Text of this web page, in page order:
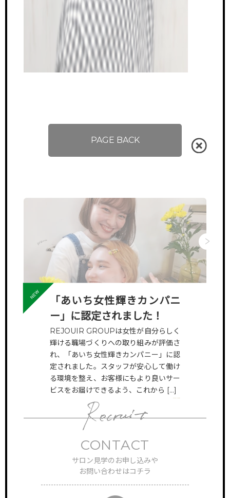
「あいち女性輝きカンパニ
ー」に認定されました！
REJOUIR GROUPは女性が自分らしく
輝ける職場づくりへの取り組みが評価さ
れ、「あいち女性輝きカンパニー」に認
定されました。スタッフが安心して働け
る環境を整え、お客様にもより良いサー
ビスをお届けできるよう、これから […]
VIEW MORE
PAGE BACK
RECRUIT INFO
/ 募集要項
ただいまリジェールでは一緒に働いてくれるスタッフを募集して
います。新卒の方はもちろん、中途採用も行なっております。
様々なスタッフたちのインタビューや将来の働き方の紹介など、
採用に関する詳細はこちらのページよりご確認ください。
CONTACT
サロン見学のお申し込みや
お問い合わせはコチラ